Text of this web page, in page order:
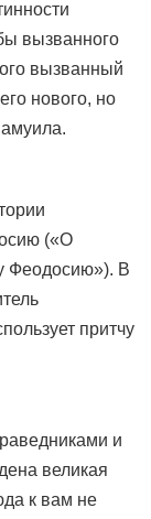
вызванного
вызванный
нового, но
(«О
Феодосию»). В
притчу
и
великая
к вам не